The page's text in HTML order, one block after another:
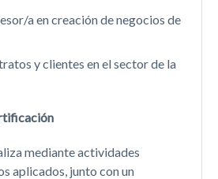
a en creación de negocios de
y clientes en el sector de la
mediante actividades
aplicados, junto con un